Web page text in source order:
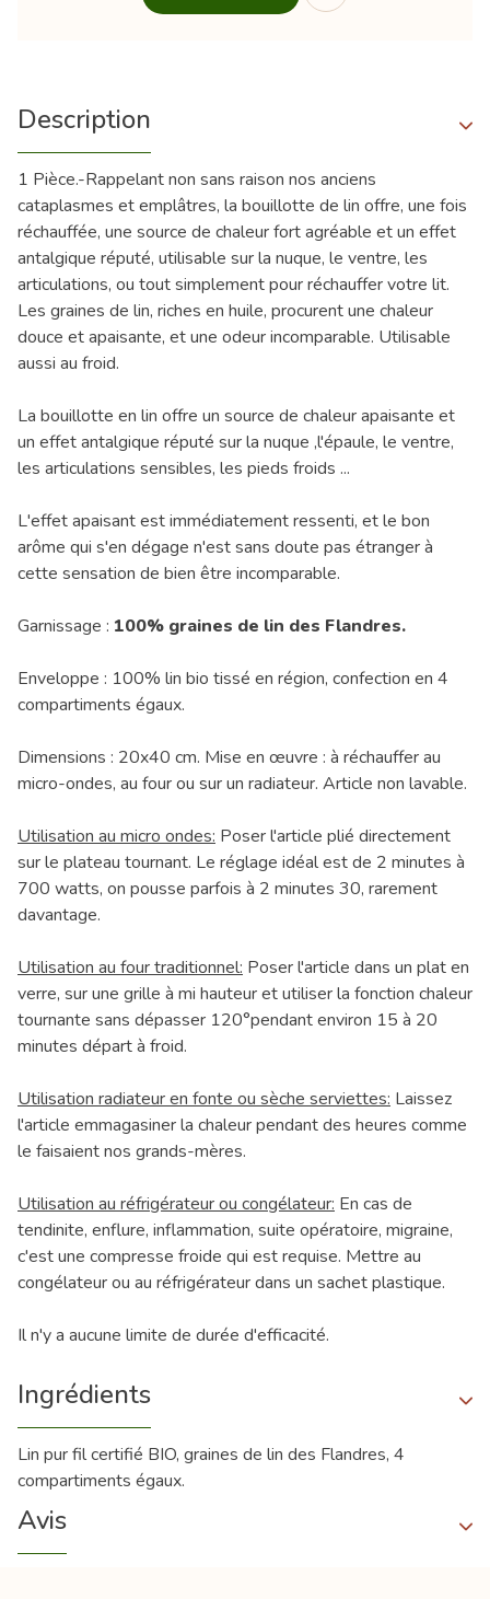
Description
1 Pièce.-Rappelant non sans raison nos anciens
cataplasmes et emplâtres, la bouillotte de lin offre, une fois
réchauffée, une source de chaleur fort agréable et un effet
antalgique réputé, utilisable sur la nuque, le ventre, les
articulations, ou tout simplement pour réchauffer votre lit.
Les graines de lin, riches en huile, procurent une chaleur
douce et apaisante, et une odeur incomparable. Utilisable
aussi au froid.
La bouillotte en lin offre un source de chaleur apaisante et
un effet antalgique réputé sur la nuque ,l'épaule, le ventre,
les articulations sensibles, les pieds froids ...
L'effet apaisant est immédiatement ressenti, et le bon
arôme qui s'en dégage n'est sans doute pas étranger à
cette sensation de bien être incomparable.
Garnissage : 100% graines de lin des Flandres.
Enveloppe : 100% lin bio tissé en région, confection en 4
compartiments égaux.
Dimensions : 20x40 cm. Mise en œuvre : à réchauffer au
micro-ondes, au four ou sur un radiateur. Article non lavable.
Utilisation au micro ondes: Poser l'article plié directement
sur le plateau tournant. Le réglage idéal est de 2 minutes à
700 watts, on pousse parfois à 2 minutes 30, rarement
davantage.
Utilisation au four traditionnel: Poser l'article dans un plat en
verre, sur une grille à mi hauteur et utiliser la fonction chaleur
tournante sans dépasser 120°pendant environ 15 à 20
minutes départ à froid.
Utilisation radiateur en fonte ou sèche serviettes: Laissez
l'article emmagasiner la chaleur pendant des heures comme
le faisaient nos grands-mères.
Utilisation au réfrigérateur ou congélateur: En cas de
tendinite, enflure, inflammation, suite opératoire, migraine,
c'est une compresse froide qui est requise. Mettre au
congélateur ou au réfrigérateur dans un sachet plastique.
Il n'y a aucune limite de durée d'efficacité.
Ingrédients
Lin pur fil certifié BIO, graines de lin des Flandres, 4
compartiments égaux.
Avis